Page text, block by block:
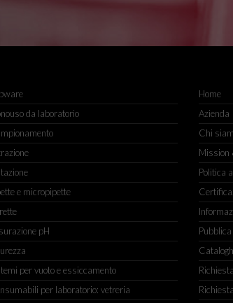
da laboratorio
e micropipette
pH
per vuoto e essiccamento
per laboratorio: vetreria
Home
Azienda
Chi
Mission
Politica